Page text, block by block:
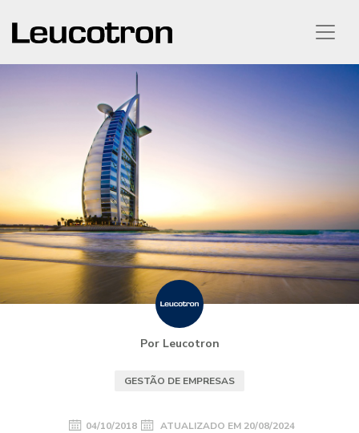
Por Leucotron
GESTÃO DE EMPRESAS
04/10/2018 ATUALIZADO EM 20/08/2024